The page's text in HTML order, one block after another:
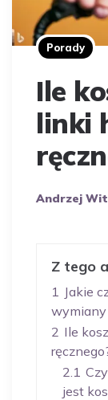
Porady
Ile
linki
Andrzej
Z tego
1 Jakie
wymiany
2 Ile
2.1
jest